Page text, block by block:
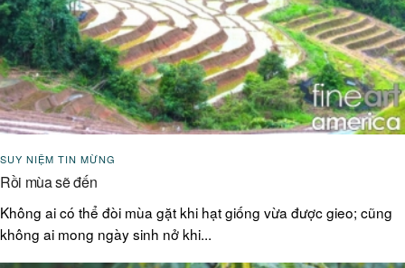
SUY NIỆM TIN MỪNG
Rồi mùa sẽ đến
Không ai có thể đòi mùa gặt khi hạt giống vừa được gieo; cũng
không ai mong ngày sinh nở khi...